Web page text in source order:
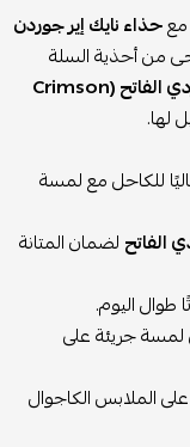
معحذاء نايك إير جوردن
من أحذية السلة
الوردي الفاتح (Crimson
لها.
للكاحل مع لمسة
الفاتح لضمان المتانة
طوال اليوم.
لمسة جريئة على
الملابس الكاجوال